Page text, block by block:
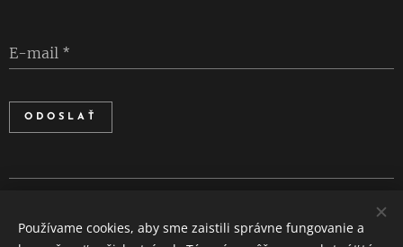
E-mail
ODOSLAŤ
Jazyky
Používame cookies, aby sme zaistili správne fungovanie a